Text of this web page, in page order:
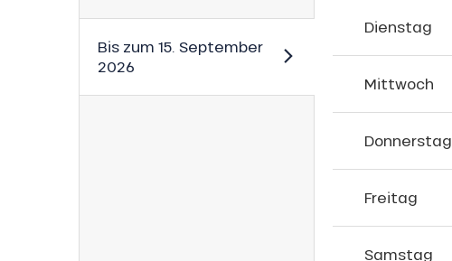
Bis zum 15. September
2026
Dienstag
Mittwoch
Donnerstag
Freitag
Samstag